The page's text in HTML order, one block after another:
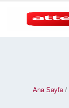
Ana Sayfa/